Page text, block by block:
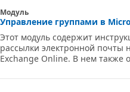
Модуль
Управление группами в
Этот модуль содержит
рассылки электронной почты
Exchange Online. В нем также